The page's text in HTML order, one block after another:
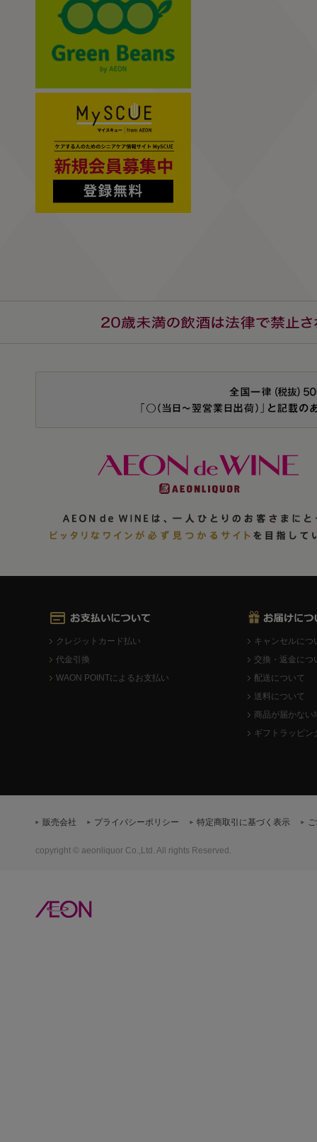
クレジットカード払い
代金引換
WAON POINTによるお支払い
キャンセルにつ
交換・返金につ
配送について
送料について
商品が届かない
ギフトラッピン
販売会社 プライバシーポリシー 特定商取引に基づく表示
copyright © aeonliquor Co.,Ltd. All rights Reserved.